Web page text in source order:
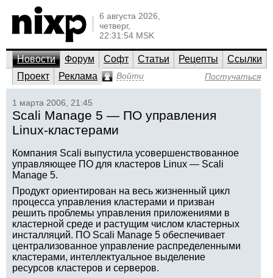
6 августа 2026,
четверг,
22:31:54 MSK
Новости Форум Софт Статьи Рецепты
Ссылки
Проект
Реклама Войти Постучаться
1 марта 2006, 21:45
Scali Manage 5 — ПО управления
Linux-кластерами
Компания Scali выпустила усовершенствованное
управляющее ПО для кластеров Linux — Scali
Manage 5.
Продукт ориентирован на весь жизненный цикл
процесса управления кластерами и призван
решить проблемы управления приложениями в
кластерной среде и растущим числом кластерных
инсталляций. ПО Scali Manage 5 обеспечивает
централизованное управление распределенными
кластерами, интеллектуальное выделение
ресурсов кластеров и серверов.